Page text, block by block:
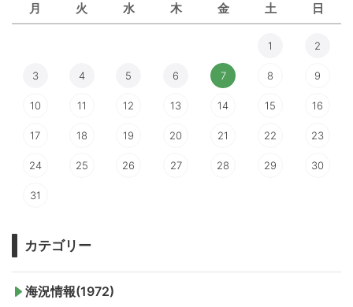
月 火 水 木 金 土 日
1 2
3 4 5 6 7 8 9
10 11 12 13 14 15 16
17 18 19 20 21 22 23
24 25 26 27 28 29 30
31
カテゴリー
海況情報(1972)